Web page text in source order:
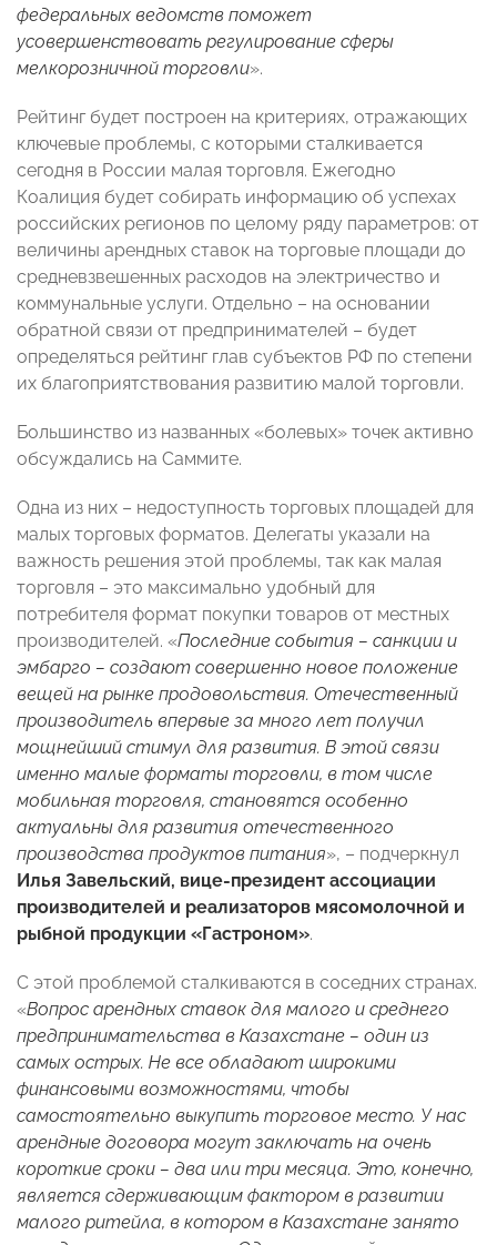
федеральных ведомств поможет
усовершенствовать регулирование сферы
мелкорозничной торговли».
Рейтинг будет построен на критериях, отражающих
ключевые проблемы, с которыми сталкивается
сегодня в России малая торговля. Ежегодно
Коалиция будет собирать информацию об успехах
российских регионов по целому ряду параметров: от
величины арендных ставок на торговые площади до
средневзвешенных расходов на электричество и
коммунальные услуги. Отдельно – на основании
обратной связи от предпринимателей – будет
определяться рейтинг глав субъектов РФ по степени
их благоприятствования развитию малой торговли.
Большинство из названных «болевых» точек активно
обсуждались на Саммите.
Одна из них – недоступность торговых площадей для
малых торговых форматов. Делегаты указали на
важность решения этой проблемы, так как малая
торговля – это максимально удобный для
потребителя формат покупки товаров от местных
производителей. «Последние события – санкции и
эмбарго – создают совершенно новое положение
вещей на рынке продовольствия. Отечественный
производитель впервые за много лет получил
мощнейший стимул для развития. В этой связи
именно малые форматы торговли, в том числе
мобильная торговля, становятся особенно
актуальны для развития отечественного
производства продуктов питания», – подчеркнул
Илья Завельский, вице-президент ассоциации
производителей и реализаторов мясомолочной и
рыбной продукции «Гастроном».
С этой проблемой сталкиваются в соседних странах.
«Вопрос арендных ставок для малого и среднего
предпринимательства в Казахстане – один из
самых острых. Не все обладают широкими
финансовыми возможностями, чтобы
самостоятельно выкупить торговое место. У нас
арендные договора могут заключать на очень
короткие сроки – два или три месяца. Это, конечно,
является сдерживающим фактором в развитии
малого ритейла, в котором в Казахстане занято